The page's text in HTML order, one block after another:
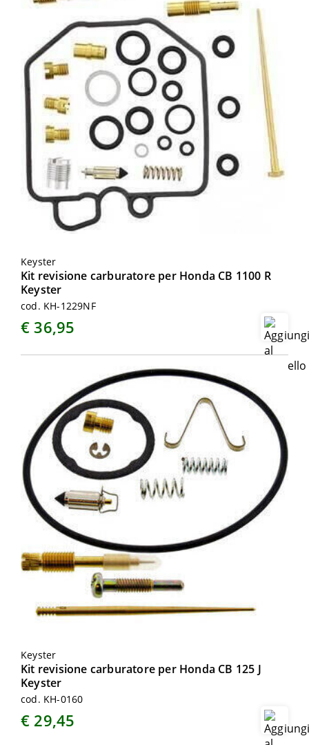
Keyster
Kit revisione carburatore per Honda CB 1100 R
Keyster
cod. KH-1229NF
€ 36,95
Keyster
Kit revisione carburatore per Honda CB 125 J
Keyster
cod. KH-0160
€ 29,45